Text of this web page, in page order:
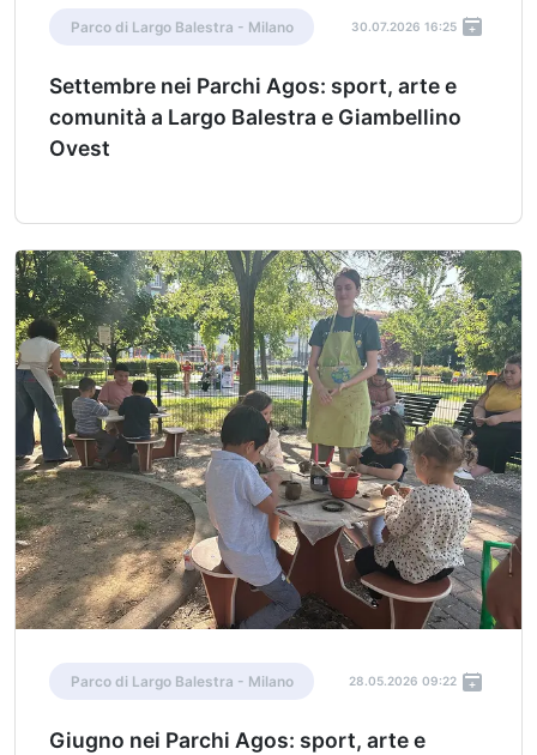
Parco di Largo Balestra - Milano 30.07.2026 16:25
Settembre nei Parchi Agos: sport, arte e
comunità a Largo Balestra e Giambellino
Ovest
Parco di Largo Balestra - Milano 28.05.2026 09:22
Giugno nei Parchi Agos: sport, arte e